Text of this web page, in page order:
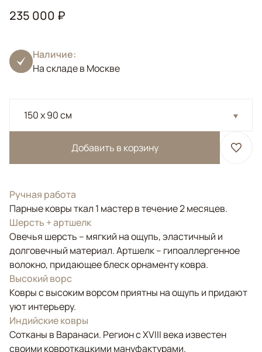
235 000 ₽
Наличие:
На складе в Москве
150 x 90 см
Добавить в корзину
Ручная работа
Парные ковры ткал 1 мастер в течение 2 месяцев.
Шерсть + артшелк
Овечья шерсть – мягкий на ощупь, эластичный и
долговечный материал. Артшелк – гипоаллергенное
волокно, придающее блеск орнаменту ковра.
Высокий ворс
Ковры с высоким ворсом приятны на ощупь и придают
уют интерьеру.
Индийские ковры
Сотканы в Варанаси. Регион с XVIII века известен
своими ковроткацкими мануфактурами.